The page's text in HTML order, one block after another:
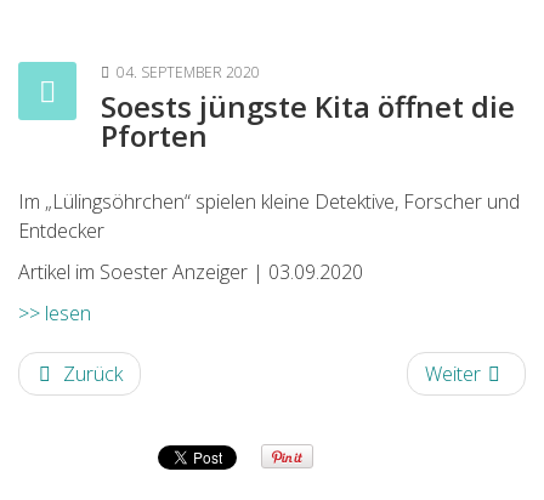
04. SEPTEMBER 2020
Soests jüngste Kita öffnet die
Pforten
Im „Lülingsöhrchen“ spielen kleine Detektive, Forscher und
Entdecker
Artikel im Soester Anzeiger | 03.09.2020
>> lesen
Zurück Weiter